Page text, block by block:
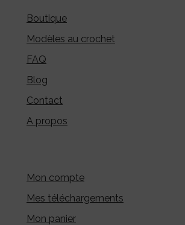
Boutique
Modèles au crochet
FAQ
Blog
Contact
A propos
Mon compte
Mes téléchargements
Mon panier